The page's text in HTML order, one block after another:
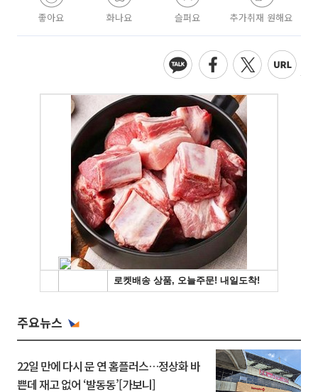
좋아요 화나요 슬퍼요 추가취재 원해요
주요뉴스
22일 만에 다시 문 연 홈플러스…정상화 바
쁜데 재고 없어 ‘발동동’[가보니]